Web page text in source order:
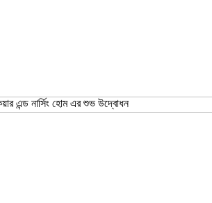
এন্ড নার্সিং হোম এর শুভ উদ্বোধন